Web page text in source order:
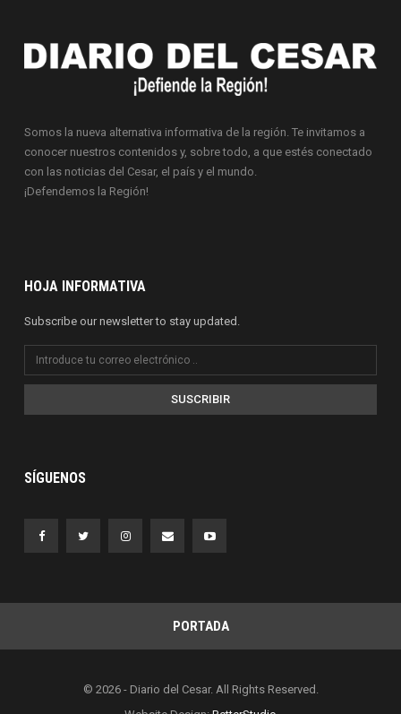
Somos la nueva alternativa informativa de la región. Te invitamos a
conocer nuestros contenidos y, sobre todo, a que estés conectado
con las noticias del Cesar, el país y el mundo.
¡Defendemos la Región!
HOJA INFORMATIVA
Subscribe our newsletter to stay updated.
SUSCRIBIR
SÍGUENOS
PORTADA
© 2026 - Diario del Cesar. All Rights Reserved.